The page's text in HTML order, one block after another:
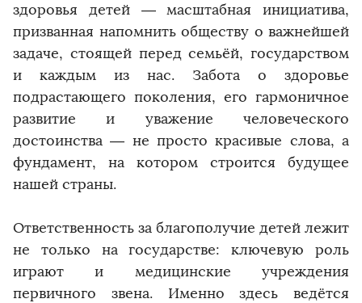
здоровья детей — масштабная инициатива,
призванная напомнить обществу о важнейшей
задаче, стоящей перед семьёй, государством
и каждым из нас. Забота о здоровье
подрастающего поколения, его гармоничное
развитие и уважение человеческого
достоинства — не просто красивые слова, а
фундамент, на котором строится будущее
нашей страны.
Ответственность за благополучие детей лежит
не только на государстве: ключевую роль
играют и медицинские учреждения
первичного звена. Именно здесь ведётся